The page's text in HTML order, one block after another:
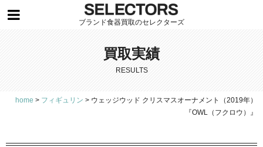
ブランド食器買取のセレクターズ
買取実績
RESULTS
home > フィギュリン > ウェッジウッド クリスマスオーナメント（2019年）
『OWL（フクロウ）』